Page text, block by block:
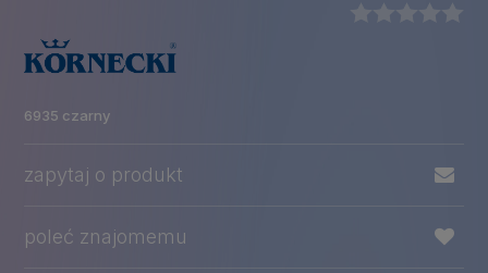
6935 czarny
zapytaj o produkt
poleć znajomemu